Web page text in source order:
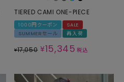
TIERED CAMI ONE-PIECE
1000円クーポン
SALE
SUMMERセール
再入荷
¥17,050 ¥15,345 税込